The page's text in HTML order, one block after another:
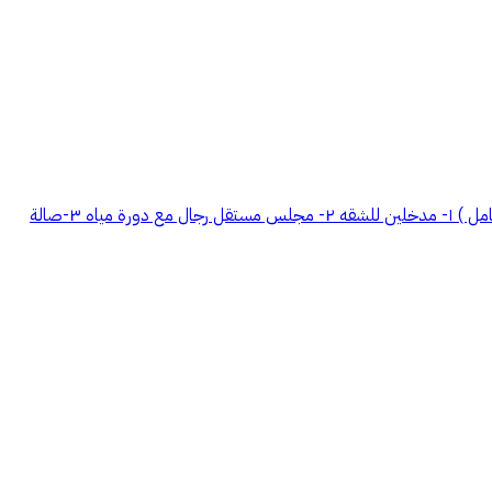
شقتين للإيجار بحي المنار موقع جداً مميز ونافذ على طريق خريص يتكون من: ((((((((((((( للعرسان أو طفل )))))))))))))) (مجددة بتشطيب جديد بالكامل ) ١- مدخلين للشقه ٢- مجلس مستقل رجال مع دورة مياه ٣-صالة